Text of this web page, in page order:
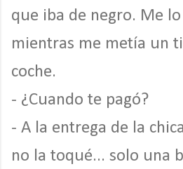
que iba de negro. Me
mientras me metía un
coche.
- ¿Cuando te pagó?
- A la entrega de la
no la toqué... solo una